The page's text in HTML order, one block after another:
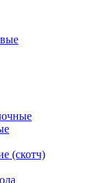
(скотч)